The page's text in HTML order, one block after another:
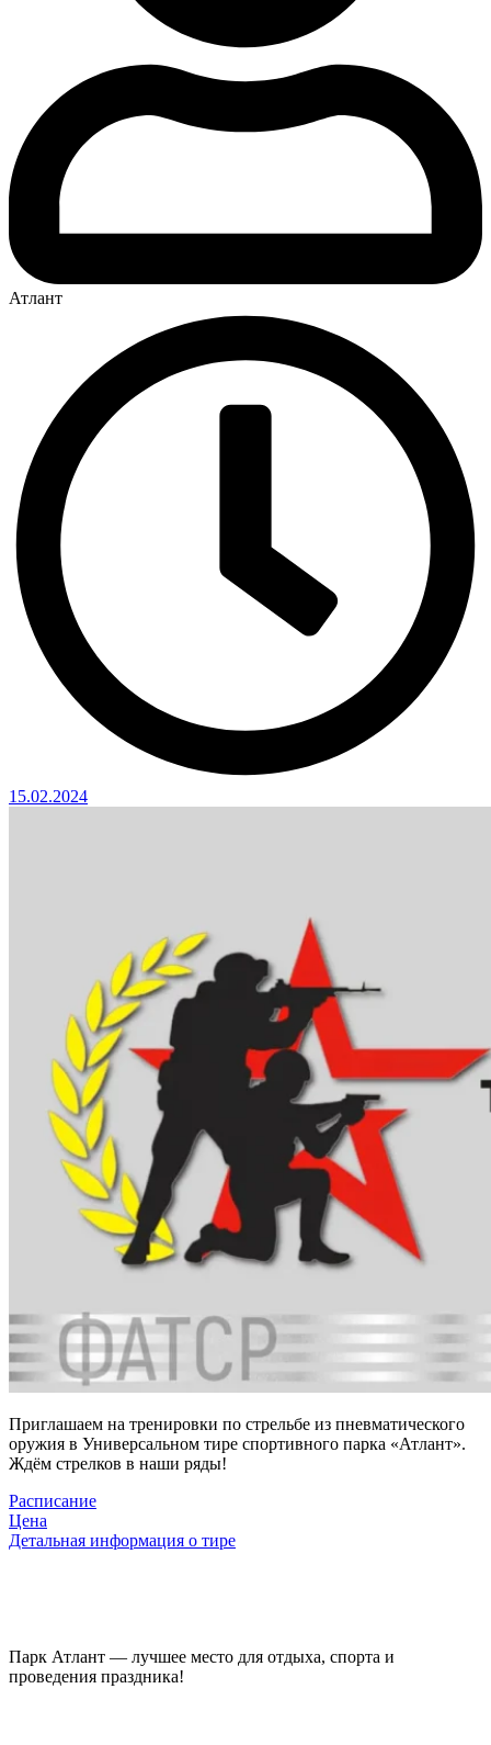
Атлант
15.02.2024
Приглашаем на тренировки по стрельбе из пневматического
оружия в Универсальном тире спортивного парка «Атлант».
Ждём стрелков в наши ряды!
Расписание
Цена
Детальная информация о тире
Парк Атлант — лучшее место для отдыха, спорта и
проведения праздника!